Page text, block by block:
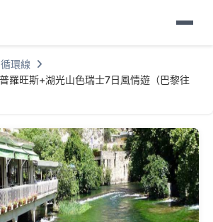
循環線
羅旺斯+湖光山色瑞士7日風情遊（巴黎往